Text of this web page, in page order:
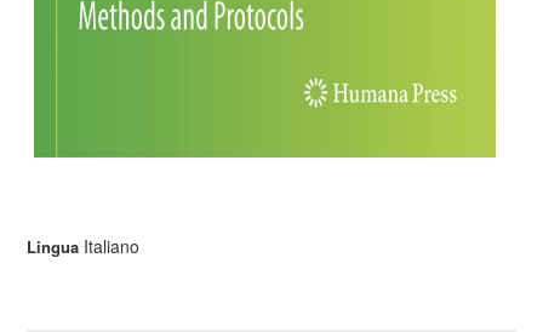
Lingua Italiano